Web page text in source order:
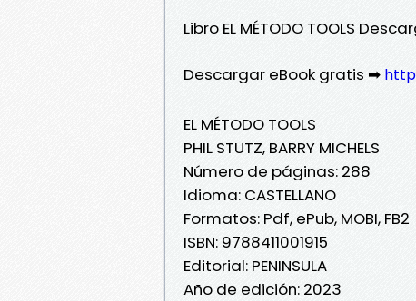
Libro EL MÉTODO TOOLS
Descargar eBook gratis ➡
EL MÉTODO TOOLS
PHIL STUTZ, BARRY MICHELS
Número de páginas: 288
Idioma: CASTELLANO
Formatos: Pdf, ePub, MOBI, FB2
ISBN: 9788411001915
Editorial: PENINSULA
Año de edición: 2023